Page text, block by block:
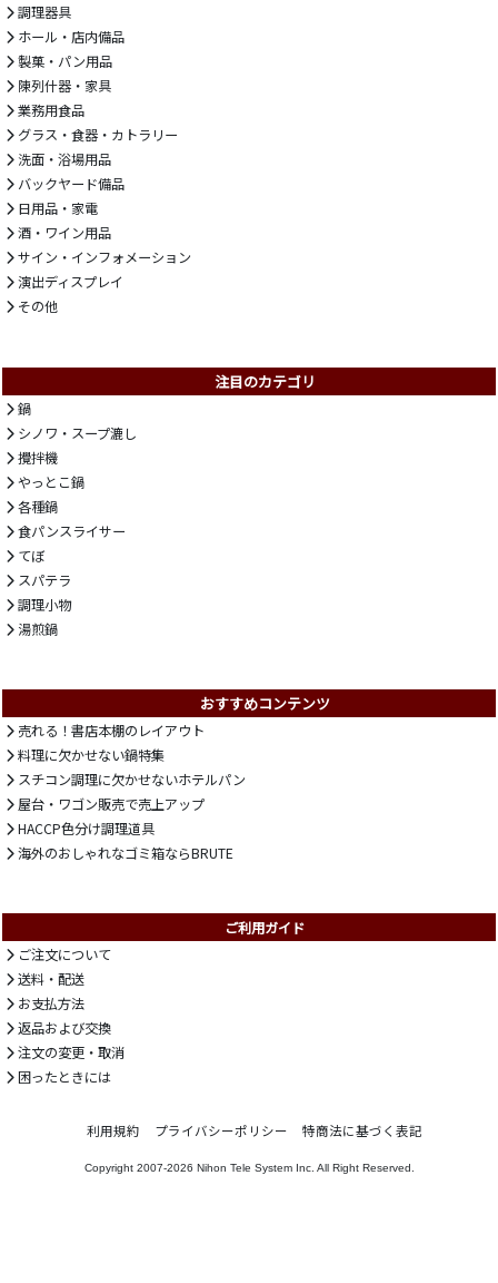
調理器具
ホール・店内備品
製菓・パン用品
陳列什器・家具
業務用食品
グラス・食器・カトラリー
洗面・浴場用品
バックヤード備品
日用品・家電
酒・ワイン用品
サイン・インフォメーション
演出ディスプレイ
その他
注目のカテゴリ
鍋
シノワ・スープ漉し
攪拌機
やっとこ鍋
各種鍋
食パンスライサー
てぼ
スパテラ
調理小物
湯煎鍋
おすすめコンテンツ
売れる！書店本棚のレイアウト
料理に欠かせない鍋特集
スチコン調理に欠かせないホテルパン
屋台・ワゴン販売で売上アップ
HACCP色分け調理道具
海外のおしゃれなゴミ箱ならBRUTE
ご利用ガイド
ご注文について
送料・配送
お支払方法
返品および交換
注文の変更・取消
困ったときには
利用規約 プライバシーポリシー 特商法に基づく表記
Copyright 2007-2026 Nihon Tele System Inc. All Right Reserved.